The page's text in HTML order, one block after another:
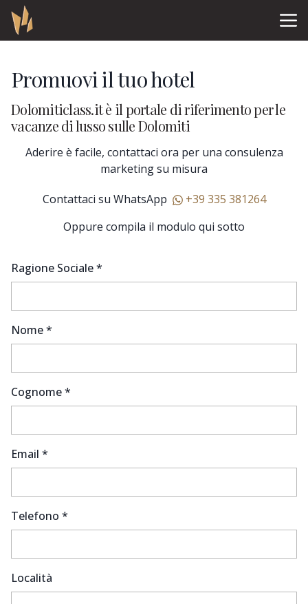
Promuovi il tuo hotel
Dolomiticlass.it è il portale di riferimento per le
vacanze di lusso sulle Dolomiti
Aderire è facile, contattaci ora per una consulenza
marketing su misura
Contattaci su WhatsApp
+39 335 381264
Oppure compila il modulo qui sotto
Ragione Sociale *
Nome *
Cognome *
Email *
Telefono *
Località